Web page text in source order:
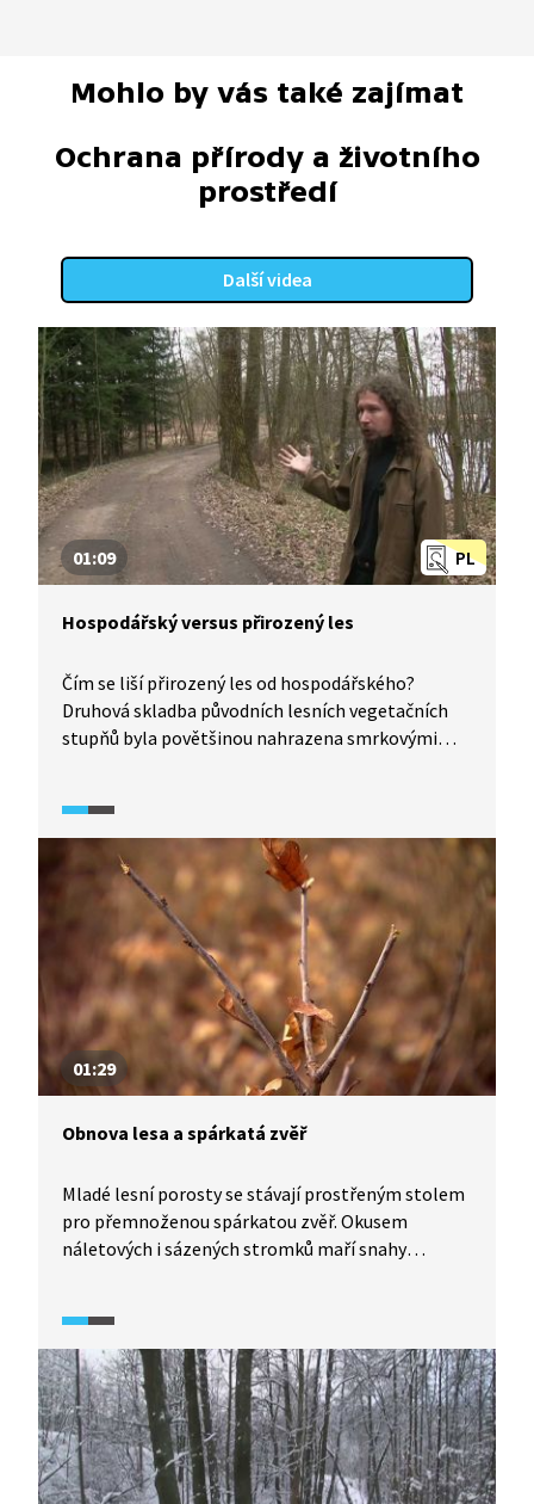
Mohlo by vás také zajímat
Ochrana přírody a životního
prostředí
Další videa
PL
01:09
Hospodářský versus přirozený les
Čím se liší přirozený les od hospodářského?
Druhová skladba původních lesních vegetačních
stupňů byla povětšinou nahrazena smrkovými
či lužní lesy, znamená tato změna ztrátu
biodiverzity a obranyschopnosti proti škůdcům,
jako je kůrovec.
01:29
Obnova lesa a spárkatá zvěř
Mladé lesní porosty se stávají prostřeným stolem
pro přemnoženou spárkatou zvěř. Okusem
náletových i sázených stromků maří snahy
oplocenky. Ne všechny lokality je ale možné
oplotit.